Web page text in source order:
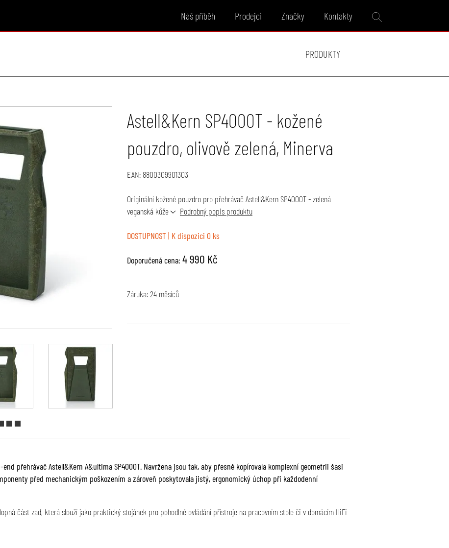
Náš příběh Prodejci Značky Kontakty
PRODUKTY
Astell&Kern SP4000T - kožené
pouzdro, olivově zelená, Minerva
EAN:8800309901303
Originální kožené pouzdro pro přehrávač Astell&Kern SP4000T - zelená
veganská kůže
Podrobný popis produktu
DOSTUPNOST | K dispozici 0 ks
Doporučená cena: 4 990 Kč
Záruka: 24 měsíců
přehrávač Astell&Kern A&ultima SP4000T. Navržena jsou tak, aby přesně kopírovala komplexní geometrii šasi
před mechanickým poškozením a zároveň poskytovala jistý, ergonomický úchop při každodenní
část zad, která slouží jako praktický stojánek pro pohodlné ovládání přístroje na pracovním stole či v domácím HiFi